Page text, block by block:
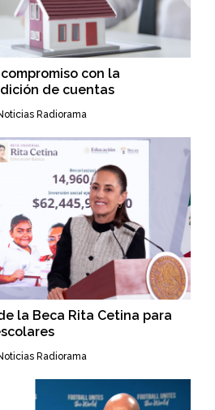
con la
de cuentas
Radiorama
la Beca Rita Cetina para
Radiorama